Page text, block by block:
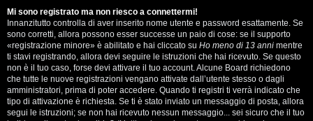
n
z
a
r
Mi sono registrato ma non riesco a connettermi!
Innanzitutto controlla di aver inserito nome utente e password esattamente. Se
sono corretti, allora possono esser successe un paio di cose: se il supporto
«registrazione minore» è abilitato e hai cliccato su Ho meno di 13 anni mentre
ti stavi registrando, allora devi seguire le istruzioni che hai ricevuto. Se questo
non è il tuo caso, forse devi attivare il tuo account. Alcune Board richiedono
che tutte le nuove registrazioni vengano attivate dall’utente stesso o dagli
amministratori, prima di poter accedere. Quando ti registri ti verrà indicato che
tipo di attivazione è richiesta. Se ti è stato inviato un messaggio di posta, allora
segui le istruzioni; se non hai ricevuto nessun messaggio... sei sicuro che il tuo
G
i
g
i
D